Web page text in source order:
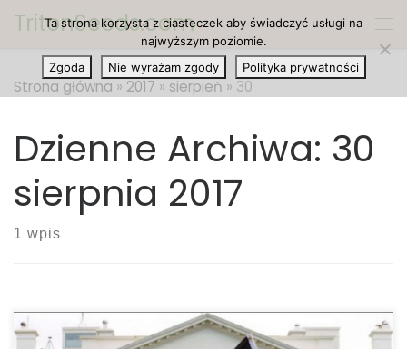
Przejdź do treści
TritonSeeds.com
Strona główna » 2017 » sierpień » 30
Dzienne Archiwa: 30
sierpnia 2017
1 wpis
Ta strona korzysta z ciasteczek aby świadczyć usługi na
najwyższym poziomie.
Zgoda
Nie wyrażam zgody Polityka prywatności